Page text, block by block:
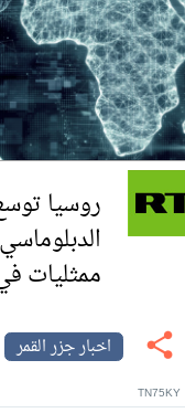
روسيا
ممثليات في 4 دول
اخبار جزر القمر
TN75KY